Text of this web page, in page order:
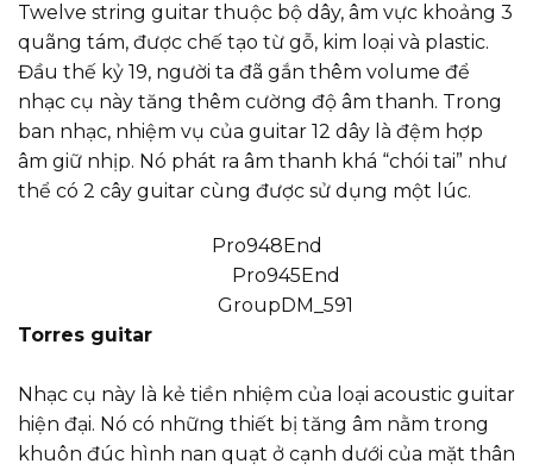
Twelve string guitar thuộc bộ dây, âm vực khoảng 3
quãng tám, được chế tạo từ gỗ, kim loại và plastic.
Đầu thế kỷ 19, người ta đã gắn thêm volume để
nhạc cụ này tăng thêm cường độ âm thanh. Trong
ban nhạc, nhiệm vụ của guitar 12 dây là đệm hợp
âm giữ nhịp. Nó phát ra âm thanh khá “chói tai” như
thể có 2 cây guitar cùng được sử dụng một lúc.
Pro948End
Pro945End
GroupDM_591
Torres guitar
Nhạc cụ này là kẻ tiền nhiệm của loại acoustic guitar
hiện đại. Nó có những thiết bị tăng âm nằm trong
khuôn đúc hình nan quạt ở cạnh dưới của mặt thân